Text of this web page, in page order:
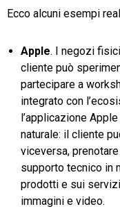
Ecco alcuni esempi
Apple. I negozi
cliente può
partecipare a
integrato con
l’applicazione
naturale: il cliente
viceversa,
supporto tecnico in
prodotti e sui
immagini e video.